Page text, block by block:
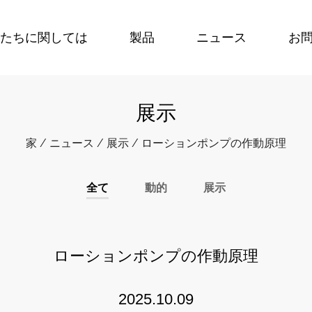
ちに関しては 製品 ニュース お
展示
家 / ニュース / 展示 / ローションポンプの作動原理
全て 動的 展示
ローションポンプの作動原理
2025.10.09